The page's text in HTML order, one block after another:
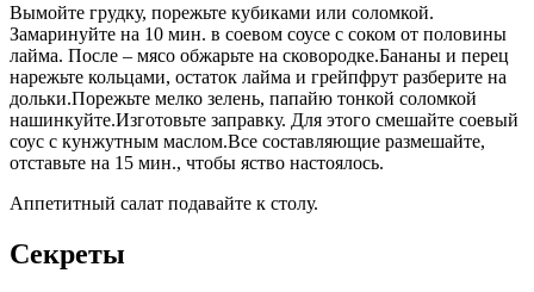
Вымойте грудку, порежьте кубиками или соломкой.
Замаринуйте на 10 мин. в соевом соусе с соком от половины
лайма. После – мясо обжарьте на сковородке.Бананы и перец
нарежьте кольцами, остаток лайма и грейпфрут разберите на
дольки.Порежьте мелко зелень, папайю тонкой соломкой
нашинкуйте.Изготовьте заправку. Для этого смешайте соевый
соус с кунжутным маслом.Все составляющие размешайте,
отставьте на 15 мин., чтобы яство настоялось.
Аппетитный салат подавайте к столу.
Секреты